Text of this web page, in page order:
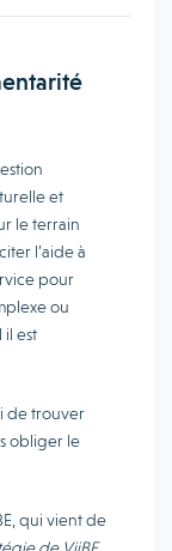
et
le terrain
l’aide à
pour
ou
il est
de trouver
obliger le
qui vient de